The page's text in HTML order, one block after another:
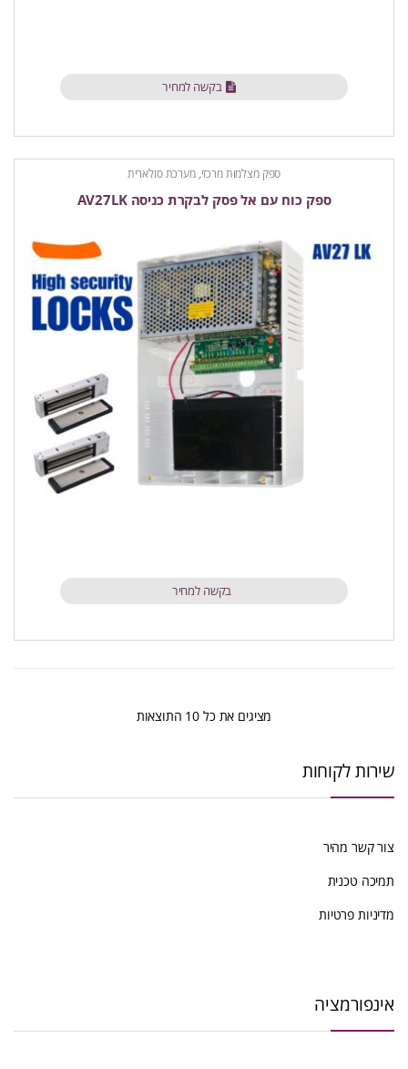
בקשה למחיר
ספק מצלמות מרכזי, מערכת סולארית
ספק כוח עם אל פסק לבקרת כניסה AV27LK
בקשה למחיר
מציגים את כל ⁦10⁩ התוצאות ממוין
שירות לקוחות
צור קשר מהיר
תמיכה טכנית
מדיניות פרטיות
אינפורמציה